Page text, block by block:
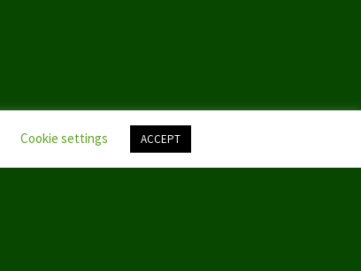
Cookie settings ACCEPT